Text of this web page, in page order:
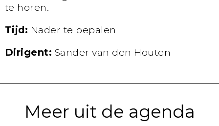
te horen.
Tijd: Nader te bepalen
Dirigent: Sander van den Houten
Meer uit de agenda